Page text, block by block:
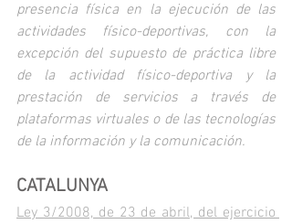
presencia física en la ejecución de las
actividades físico-deportivas, con la
excepción del supuesto de práctica libre
de la actividad físico-deportiva y la
prestación de servicios a través de
plataformas virtuales o de las tecnologías
de la información y la comunicación.
CATALUNYA
Ley 3/2008, de 23 de abril, del ejercicio